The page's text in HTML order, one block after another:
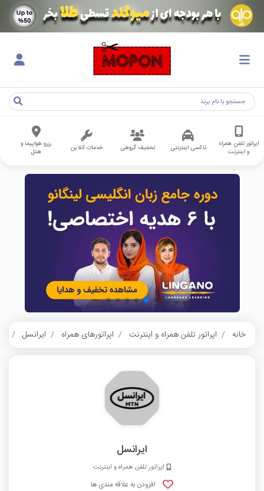
اپراتور تلفن همراه
و اینترنت
تاکسی اینترنتی تخفیف گروهی خدمات آنلاین
رزرو هواپیما و
هتل
خانه اپراتور تلفن همراه و اینترنت اپراتورهای همراه ایرانسل
ایرانسل
اپراتور تلفن همراه و اینترنت
افزودن به علاقه مندی ها